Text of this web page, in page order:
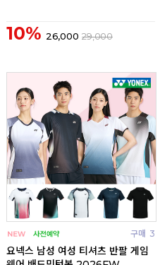
10% 26,000 29,000
구매 3
요넥스 남성 여성 티셔츠 반팔 게임